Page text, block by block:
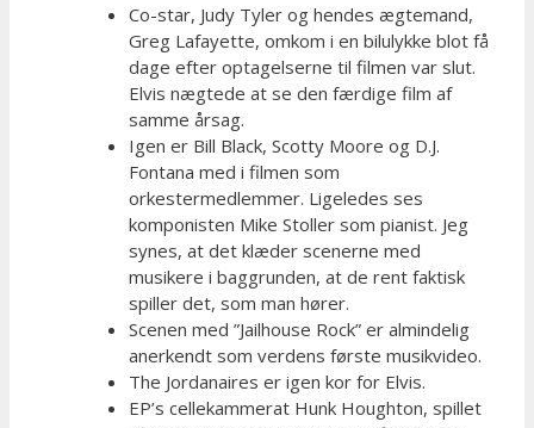
Co-star, Judy Tyler og hendes ægtemand,
Greg Lafayette, omkom i en bilulykke blot få
dage efter optagelserne til filmen var slut.
Elvis nægtede at se den færdige film af
samme årsag.
Igen er Bill Black, Scotty Moore og D.J.
Fontana med i filmen som
orkestermedlemmer. Ligeledes ses
komponisten Mike Stoller som pianist. Jeg
synes, at det klæder scenerne med
musikere i baggrunden, at de rent faktisk
spiller det, som man hører.
Scenen med ”Jailhouse Rock” er almindelig
anerkendt som verdens første musikvideo.
The Jordanaires er igen kor for Elvis.
EP’s cellekammerat Hunk Houghton, spillet